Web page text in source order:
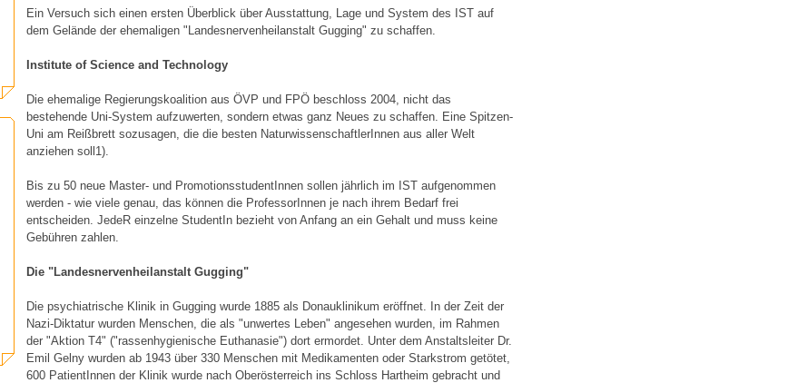
Ein Versuch sich einen ersten Überblick über Ausstattung, Lage und System des IST auf
dem Gelände der ehemaligen "Landesnervenheilanstalt Gugging" zu schaffen.
Institute of Science and Technology
Die ehemalige Regierungskoalition aus ÖVP und FPÖ beschloss 2004, nicht das
bestehende Uni-System aufzuwerten, sondern etwas ganz Neues zu schaffen. Eine Spitzen-
Uni am Reißbrett sozusagen, die die besten NaturwissenschaftlerInnen aus aller Welt
anziehen soll1).
Bis zu 50 neue Master- und PromotionsstudentInnen sollen jährlich im IST aufgenommen
werden - wie viele genau, das können die ProfessorInnen je nach ihrem Bedarf frei
entscheiden. JedeR einzelne StudentIn bezieht von Anfang an ein Gehalt und muss keine
Gebühren zahlen.
Die "Landesnervenheilanstalt Gugging"
Die psychiatrische Klinik in Gugging wurde 1885 als Donauklinikum eröffnet. In der Zeit der
Nazi-Diktatur wurden Menschen, die als "unwertes Leben" angesehen wurden, im Rahmen
der "Aktion T4" ("rassenhygienische Euthanasie") dort ermordet. Unter dem Anstaltsleiter Dr.
Emil Gelny wurden ab 1943 über 330 Menschen mit Medikamenten oder Starkstrom getötet,
600 PatientInnen der Klinik wurde nach Oberösterreich ins Schloss Hartheim gebracht und